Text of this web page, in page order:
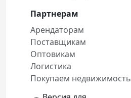
Партнерам
Арендаторам
Поставщикам
Оптовикам
Логистика
Покупаем недвижимость